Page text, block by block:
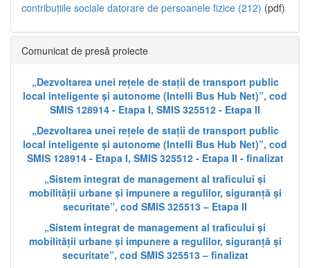
contribuțiile sociale datorare de persoanele fizice (212) (pdf)
Comunicat de presă proiecte
„Dezvoltarea unei rețele de stații de transport public
local inteligente și autonome (Intelli Bus Hub Net)”, cod
SMIS 128914 - Etapa I, SMIS 325512 - Etapa II
„Dezvoltarea unei rețele de stații de transport public
local inteligente și autonome (Intelli Bus Hub Net)”, cod
SMIS 128914 - Etapa I, SMIS 325512 - Etapa II - finalizat
„Sistem integrat de management al traficului și
mobilității urbane și impunere a regulilor, siguranță și
securitate”, cod SMIS 325513 – Etapa II
„Sistem integrat de management al traficului și
mobilității urbane și impunere a regulilor, siguranță și
securitate”, cod SMIS 325513 – finalizat